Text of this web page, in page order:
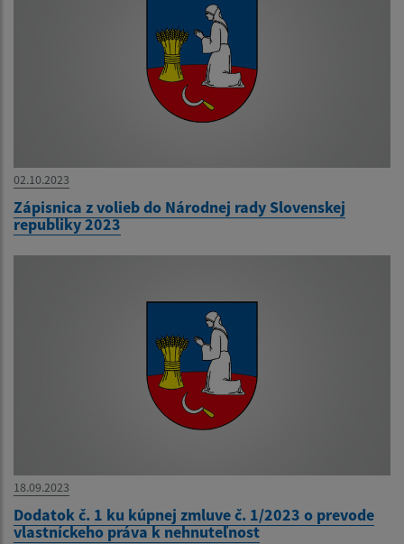
02.10.2023
Zápisnica z volieb do Národnej rady Slovenskej
republiky 2023
18.09.2023
Dodatok č. 1 ku kúpnej zmluve č. 1/2023 o prevode
vlastníckeho práva k nehnuteľnost